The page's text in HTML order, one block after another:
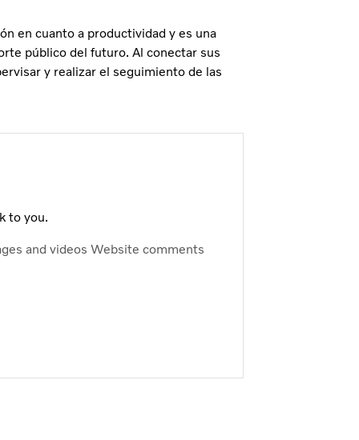
en cuanto a productividad y es una
público del futuro. Al conectar sus
y realizar el seguimiento de las
to you.
and videos Website comments